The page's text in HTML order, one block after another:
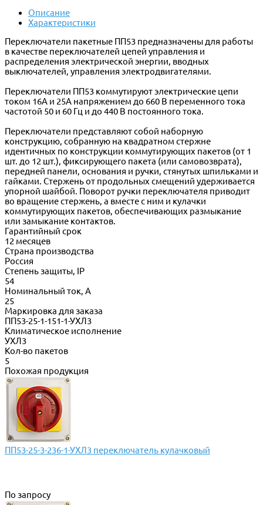
Описание
Характеристики
Переключатели пакетные ПП53 предназначены для работы
в качестве переключателей цепей управления и
распределения электрической энергии, вводных
выключателей, управления электродвигателями.
Переключатели ПП53 коммутируют электрические цепи
током 16А и 25А напряжением до 660 В переменного тока
частотой 50 и 60 Гц и до 440 В постоянного тока.
Переключатели представляют собой наборную
конструкцию, собранную на квадратном стержне
идентичных по конструкции коммутирующих пакетов (от 1
шт. до 12 шт.), фиксирующего пакета (или самовозврата),
передней панели, основания и ручки, стянутых шпильками и
гайками. Стержень от продольных смещений удерживается
упорной шайбой. Поворот ручки переключателя приводит
во вращение стержень, а вместе с ним и кулачки
коммутирующих пакетов, обеспечивающих размыкание
или замыкание контактов.
Гарантийный срок
12 месяцев
Страна производства
Россия
Степень защиты, IP
54
Номинальный ток, А
25
Маркировка для заказа
ПП53-25-1-151-1-УХЛ3
Климатическое исполнение
УХЛ3
Кол-во пакетов
5
Похожая продукция
ПП53-25-3-236-1-УХЛ3 переключатель кулачковый
По запросу